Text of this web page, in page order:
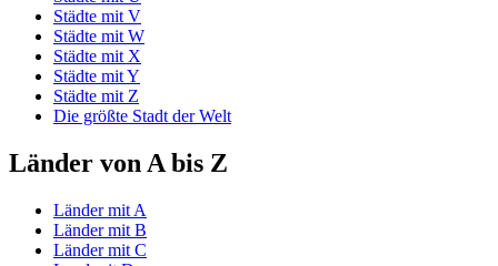
Städte mit V
Städte mit W
Städte mit X
Städte mit Y
Städte mit Z
Die größte Stadt der Welt
Länder von A bis Z
Länder mit A
Länder mit B
Länder mit C